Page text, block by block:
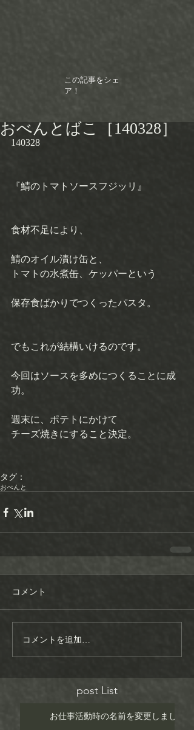
この記事をシェ
ア！
おべんとばこ［140328］
140328
『鯖のトマトソースフジッリ』
食材不足により、
鯖のオイル漬け缶と、
トマトの水煮缶、ケッパーという
保存食ばかりでつくったパスタ。
でもこれが結構いけるのです。
今回はソースを多めにつくることに成
功。
週末に、ポテトにかけて
チーズ焼きにすること決定。
タグ：
おべんと
コメント
コメントを追加…
post List
お仕事活動時の名前を変更しました！